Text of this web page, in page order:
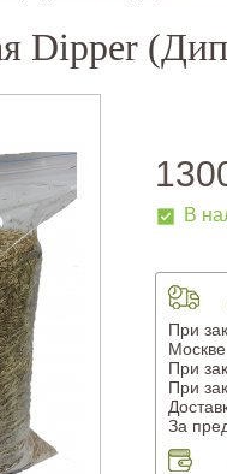
Dipper
При
При
При
За
В